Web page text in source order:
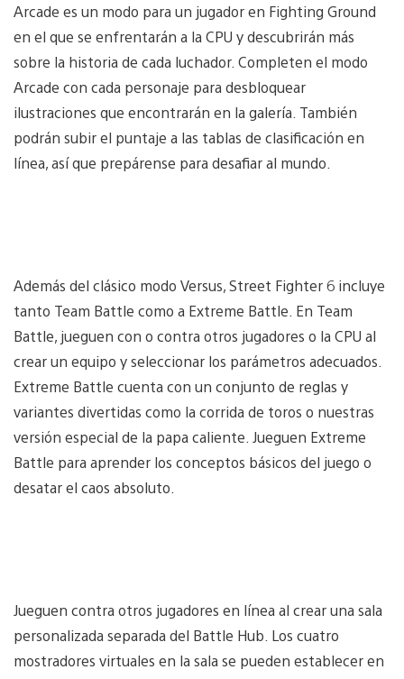
Arcade es un modo para un jugador en Fighting Ground
en el que se enfrentarán a la CPU y descubrirán más
sobre la historia de cada luchador. Completen el modo
Arcade con cada personaje para desbloquear
ilustraciones que encontrarán en la galería. También
podrán subir el puntaje a las tablas de clasificación en
línea, así que prepárense para desafiar al mundo.
Además del clásico modo Versus, Street Fighter 6 incluye
tanto Team Battle como a Extreme Battle. En Team
Battle, jueguen con o contra otros jugadores o la CPU al
crear un equipo y seleccionar los parámetros adecuados.
Extreme Battle cuenta con un conjunto de reglas y
variantes divertidas como la corrida de toros o nuestras
versión especial de la papa caliente. Jueguen Extreme
Battle para aprender los conceptos básicos del juego o
desatar el caos absoluto.
Jueguen contra otros jugadores en línea al crear una sala
personalizada separada del Battle Hub. Los cuatro
mostradores virtuales en la sala se pueden establecer en